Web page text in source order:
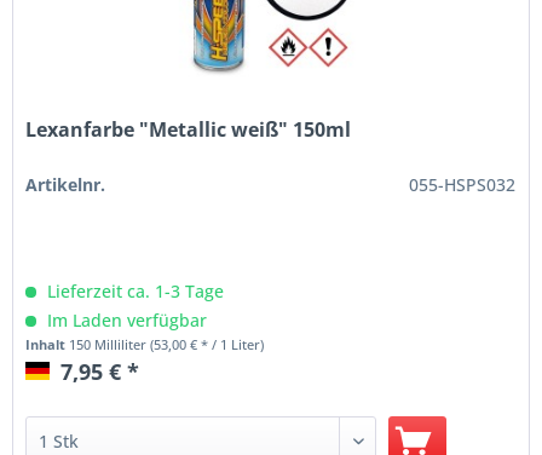
Lexanfarbe "Metallic weiß" 150ml
Artikelnr. 055-HSPS032
Lieferzeit ca. 1-3 Tage
Im Laden verfügbar
Inhalt 150 Milliliter(53,00 € * / 1 Liter)
7,95 € *